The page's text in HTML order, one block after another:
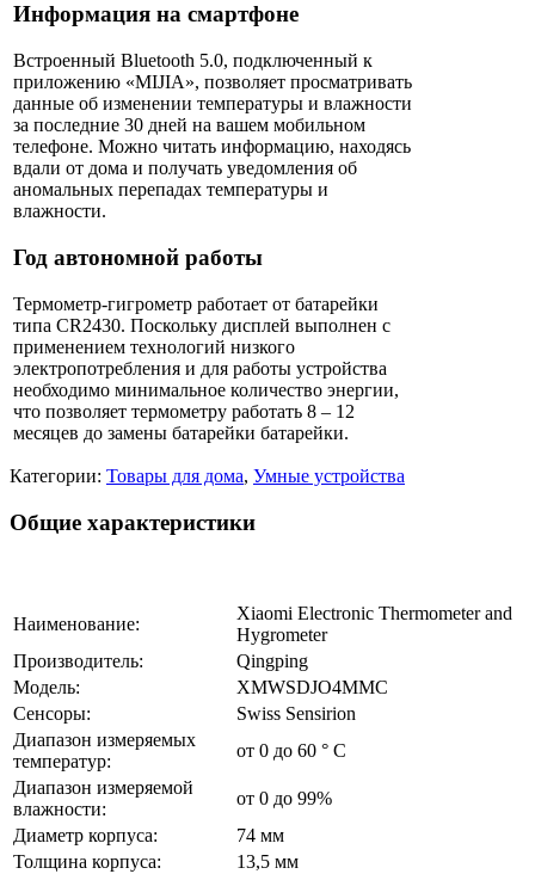
Информация на смартфоне
Встроенный Bluetooth 5.0, подключенный к
приложению «MIJIA», позволяет просматривать
данные об изменении температуры и влажности
за последние 30 дней на вашем мобильном
телефоне. Можно читать информацию, находясь
вдали от дома и получать уведомления об
аномальных перепадах температуры и
влажности.
Год автономной работы
Термометр-гигрометр работает от батарейки
типа CR2430. Поскольку дисплей выполнен с
применением технологий низкого
электропотребления и для работы устройства
необходимо минимальное количество энергии,
что позволяет термометру работать 8 – 12
месяцев до замены батарейки батарейки.
Категории: Товары для дома, Умные устройства
Общие характеристики
Наименование:
Xiaomi Electronic Thermometer and
Hygrometer
Производитель:
Qingping
Модель:
XMWSDJO4MMC
Сенсоры:
Swiss Sensirion
Диапазон измеряемых
температур:
от 0 до 60 ° C
Диапазон измеряемой
влажности:
от 0 до 99%
Диаметр корпуса:
74 мм
Толщина корпуса:
13,5 мм